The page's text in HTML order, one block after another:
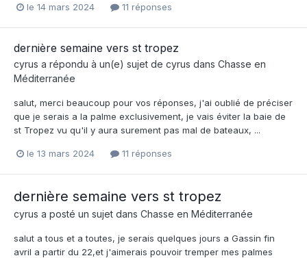
le 14 mars 2024 11 réponses
dernière semaine vers st tropez
cyrus a répondu à un(e) sujet de cyrus dans Chasse en
Méditerranée
salut, merci beaucoup pour vos réponses, j'ai oublié de préciser
que je serais a la palme exclusivement, je vais éviter la baie de
st Tropez vu qu'il y aura surement pas mal de bateaux, ...
le 13 mars 2024 11 réponses
dernière semaine vers st tropez
cyrus a posté un sujet dans Chasse en Méditerranée
salut a tous et a toutes, je serais quelques jours a Gassin fin
avril a partir du 22,et j'aimerais pouvoir tremper mes palmes